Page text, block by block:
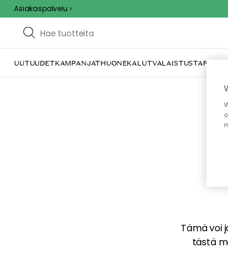
Asiakaspalvelu
UUTUUDETKAMPANJATHUONEKALUTVALAISTUS
Tämä voi
tästä